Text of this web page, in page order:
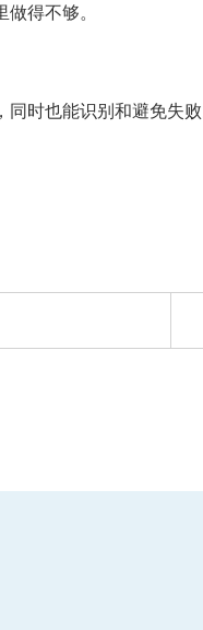
得不够。
时也能识别和避免失败